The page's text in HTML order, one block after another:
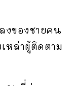
งของชายคน
หล่าผู้ติดตาม